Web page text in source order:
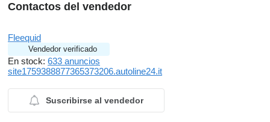
Contactos del vendedor
Fleequid
Vendedor verificado
En stock: 633 anuncios
site1759388877365373206.autoline24.it
Suscribirse al vendedor